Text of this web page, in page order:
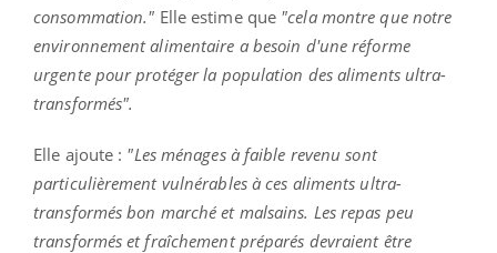
consommation." Elle estime que "cela montre que notre
environnement alimentaire a besoin d'une réforme
urgente pour protéger la population des aliments ultra-
transformés".
Elle ajoute : "Les ménages à faible revenu sont
particulièrement vulnérables à ces aliments ultra-
transformés bon marché et malsains. Les repas peu
transformés et fraîchement préparés devraient être